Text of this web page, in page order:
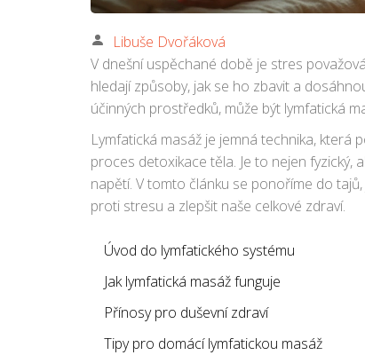
Libuše Dvořáková
V dnešní uspěchané době je stres
hledají způsoby, jak se ho zbavit a
účinných prostředků, může být lymfatická
Lymfatická masáž je jemná technika,
proces detoxikace těla. Je to nejen fyzický,
napětí. V tomto článku se ponoříme do
proti stresu a zlepšit naše celkové zdraví.
Úvod do lymfatického systému
Jak lymfatická masáž funguje
Přínosy pro duševní zdraví
Tipy pro domácí lymfatickou masáž